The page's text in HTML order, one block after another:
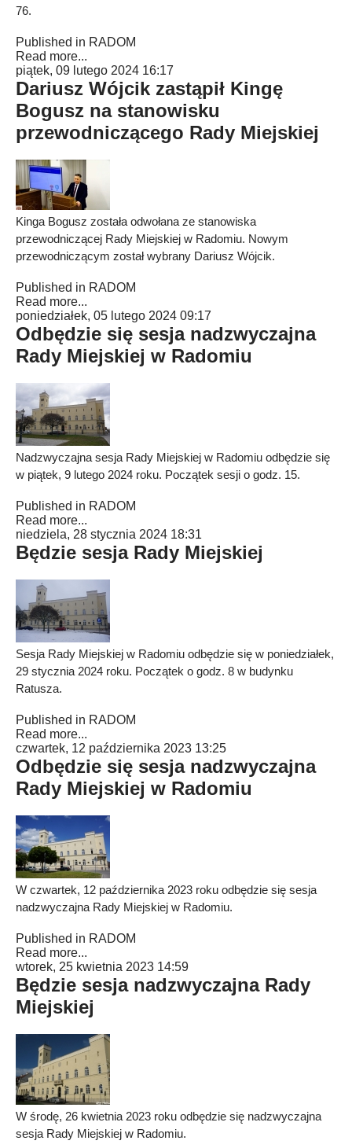
76.
Published in RADOM
Read more...
piątek, 09 lutego 2024 16:17
Dariusz Wójcik zastąpił Kingę
Bogusz na stanowisku
przewodniczącego Rady Miejskiej
Kinga Bogusz została odwołana ze stanowiska
przewodniczącej Rady Miejskiej w Radomiu. Nowym
przewodniczącym został wybrany Dariusz Wójcik.
Published in RADOM
Read more...
poniedziałek, 05 lutego 2024 09:17
Odbędzie się sesja nadzwyczajna
Rady Miejskiej w Radomiu
Nadzwyczajna sesja Rady Miejskiej w Radomiu odbędzie się
w piątek, 9 lutego 2024 roku. Początek sesji o godz. 15.
Published in RADOM
Read more...
niedziela, 28 stycznia 2024 18:31
Będzie sesja Rady Miejskiej
Sesja Rady Miejskiej w Radomiu odbędzie się w poniedziałek,
29 stycznia 2024 roku. Początek o godz. 8 w budynku
Ratusza.
Published in RADOM
Read more...
czwartek, 12 października 2023 13:25
Odbędzie się sesja nadzwyczajna
Rady Miejskiej w Radomiu
W czwartek, 12 października 2023 roku odbędzie się sesja
nadzwyczajna Rady Miejskiej w Radomiu.
Published in RADOM
Read more...
wtorek, 25 kwietnia 2023 14:59
Będzie sesja nadzwyczajna Rady
Miejskiej
W środę, 26 kwietnia 2023 roku odbędzie się nadzwyczajna
sesja Rady Miejskiej w Radomiu.